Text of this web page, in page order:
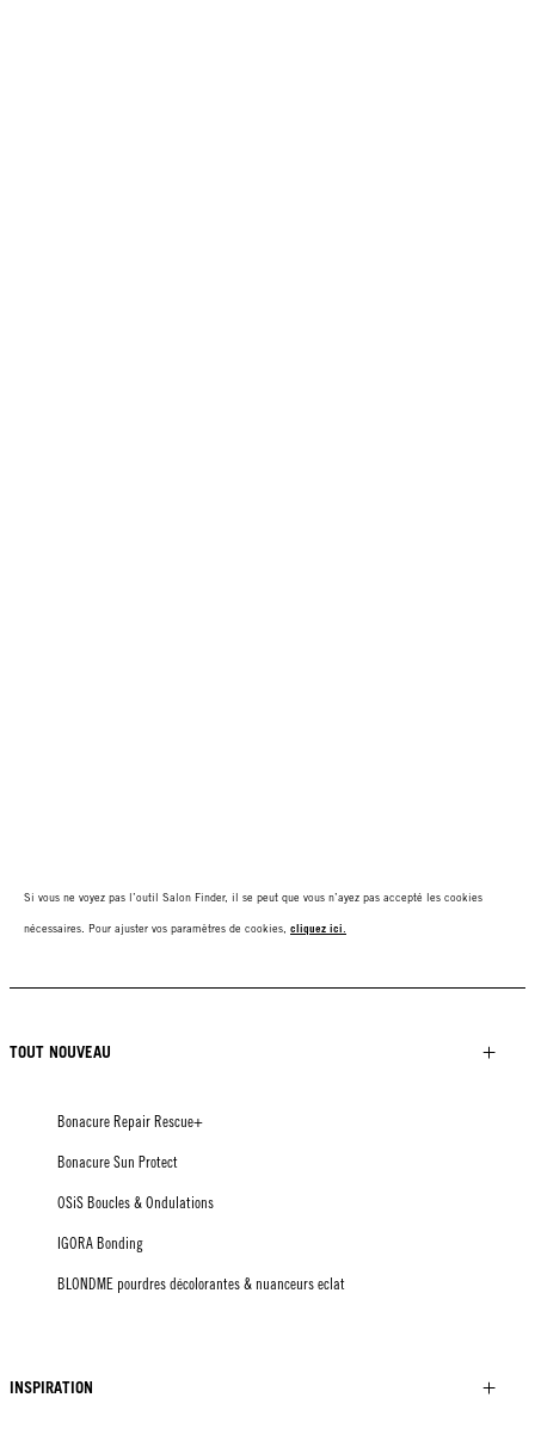
Si vous ne voyez pas l’outil Salon Finder, il se peut que vous n’ayez pas accepté les cookies
nécessaires. Pour ajuster vos paramètres de cookies, cliquez ici
TOUT NOUVEAU
Bonacure Repair Rescue+
Bonacure Sun Protect
OSiS Boucles & Ondulations
IGORA Bonding
BLONDME pourdres décolorantes & nuanceurs eclat
INSPIRATION